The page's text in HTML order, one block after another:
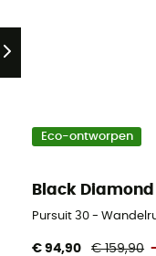
Eco-ontworpen
Black Diamond
Pursuit 30 -
€ 94,90 € 159,90